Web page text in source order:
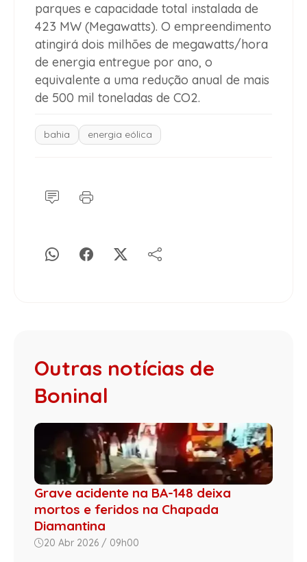
parques e capacidade total instalada de
423 MW (Megawatts). O empreendimento
atingirá dois milhões de megawatts/hora
de energia entregue por ano, o
equivalente a uma redução anual de mais
de 500 mil toneladas de CO2.
bahia energia eólica
Outras notícias de
Boninal
Grave acidente na BA-148 deixa
mortos e feridos na Chapada
Diamantina
20 Abr 2026 / 09h00